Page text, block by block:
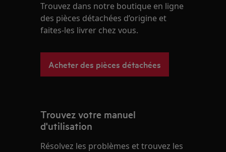
Trouvez dans notre boutique en ligne
des pièces détachées d’origine et
faites-les livrer chez vous.
Acheter des pièces détachées
Trouvez votre manuel
d'utilisation
Résolvez les problèmes et trouvez les